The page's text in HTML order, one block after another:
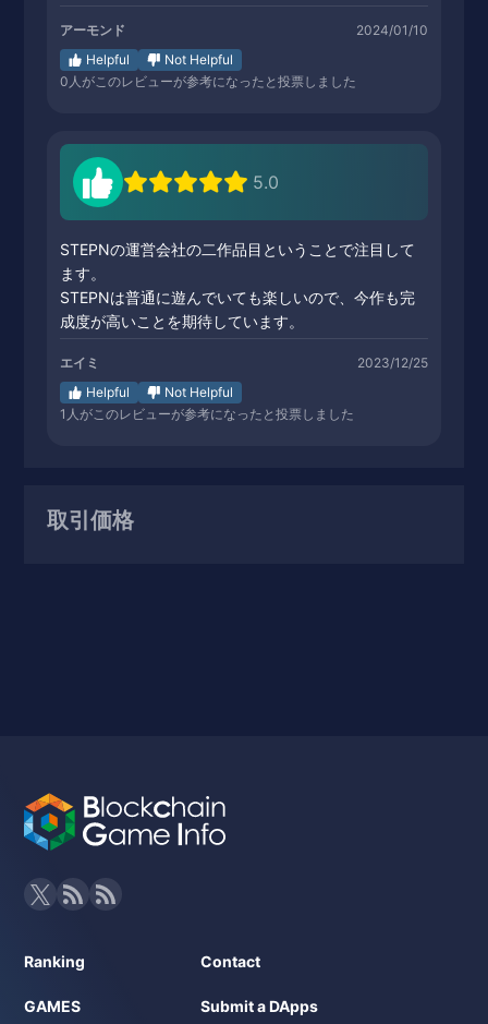
アーモンド
2024/01/10
Helpful
Not Helpful
0 人がこのレビューが参考になったと投票しました
5.0
STEPNの運営会社の二作品目ということで注目して
ます。
STEPNは普通に遊んでいても楽しいので、今作も完
成度が高いことを期待しています。
エイミ
2023/12/25
Helpful
Not Helpful
1 人がこのレビューが参考になったと投票しました
取引価格
Ranking
GAMES
Contact
Submit a DApps